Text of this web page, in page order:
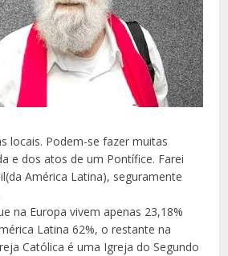
locais. Podem-se fazer muitas
e dos atos de um Pontífice. Farei
América Latina), seguramente
na Europa vivem apenas 23,18%
Latina 62%, o restante na
Católica é uma Igreja do Segundo